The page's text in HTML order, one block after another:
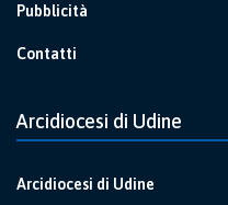
Pubblicità
Contatti
Arcidiocesi di Udine
Arcidiocesi di Udine